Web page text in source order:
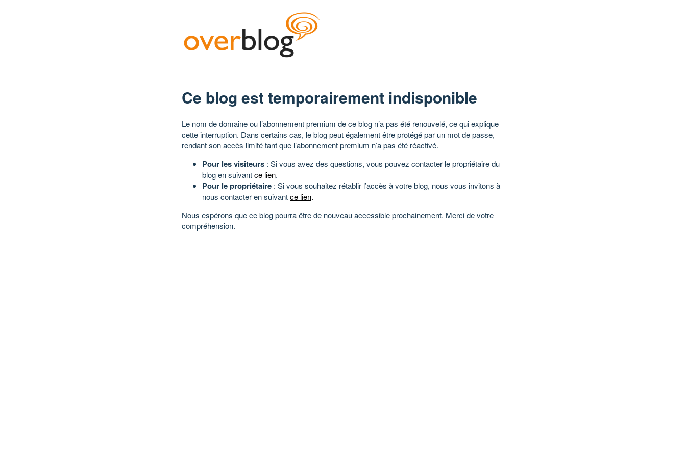
Ce blog est temporairement indisponible
Le nom de domaine ou l’abonnement premium de ce blog n’a pas été renouvelé, ce qui explique
cette interruption. Dans certains cas, le blog peut également être protégé par un mot de passe,
rendant son accès limité tant que l’abonnement premium n’a pas été réactivé.
Pour les visiteurs : Si vous avez des questions, vous pouvez contacter le propriétaire du
blog en suivantce lien.
Pour le propriétaire : Si vous souhaitez rétablir l’accès à votre blog, nous vous invitons à
nous contacter en suivantce lien.
Nous espérons que ce blog pourra être de nouveau accessible prochainement. Merci de votre
compréhension.